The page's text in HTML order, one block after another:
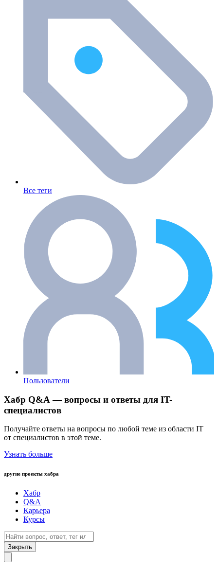
Все теги
Пользователи
Хабр Q&A — вопросы и ответы для IT-
специалистов
Получайте ответы на вопросы по любой теме из области IT
от специалистов в этой теме.
Узнать больше
другие проекты хабра
Хабр
Q&A
Карьера
Курсы
Закрыть